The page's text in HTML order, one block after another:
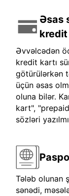
Əsas
kredit
Əvvəlcədən
kredit kartı
götürülərkən
üçün əsas
oluna bilər.
kart",
sözləri
Tələb olunan
sənədi,